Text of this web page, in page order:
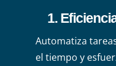
1.
Automatiza
el tiempo y